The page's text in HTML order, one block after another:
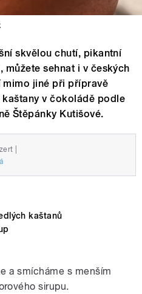
skvělou chutí, pikantní
sehnat i v českých
mimo jiné při přípravě
v čokoládě podle
Štěpánky Kutišové.
kaštanů
a smícháme s menším
sirupu.